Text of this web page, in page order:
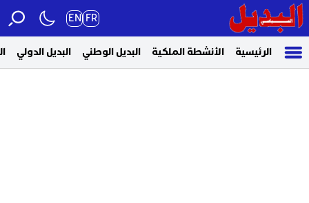
FR
EN
الرئيسية الأنشطة الملكية البديل الوطني البديل الدولي